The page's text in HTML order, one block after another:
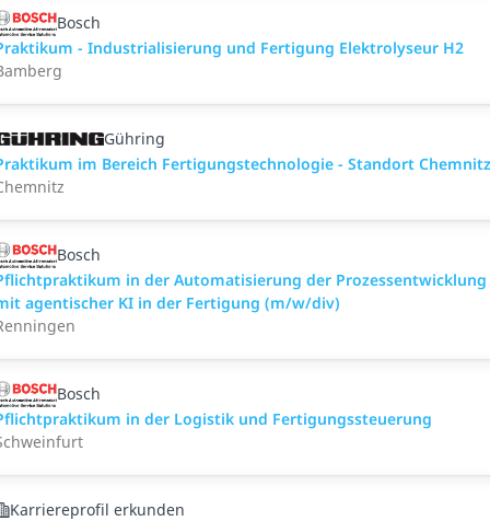
Bosch
- Industrialisierung und Fertigung Elektrolyseur H2
Gühring
im Bereich Fertigungstechnologie - Standort Chemnitz
Bosch
in der Automatisierung der Prozessentwicklung
agentischer KI in der Fertigung (m/w/div)
Bosch
in der Logistik und Fertigungssteuerung
Karriereprofil erkunden